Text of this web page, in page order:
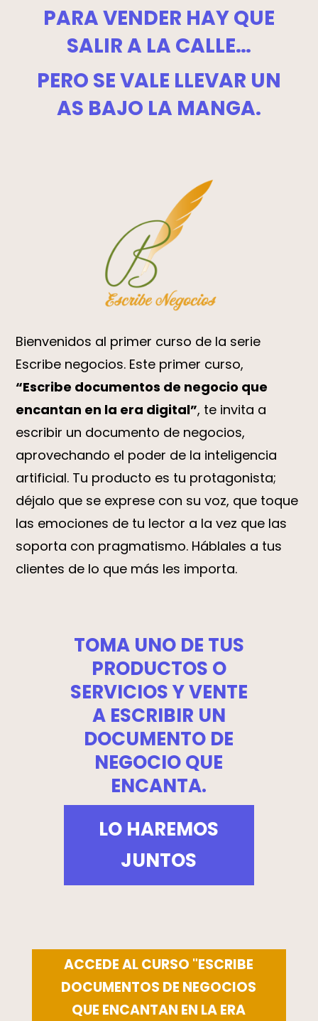
PARA VENDER HAY QUE
SALIR A LA CALLE…
PERO SE VALE LLEVAR UN
AS BAJO LA MANGA.
Bienvenidos al primer curso de la serie
Escribe negocios. Este primer curso,
“Escribe documentos de negocio que
encantan en la era digital”, te invita a
escribir un documento de negocios,
aprovechando el poder de la inteligencia
artificial. Tu producto es tu protagonista;
déjalo que se exprese con su voz, que toque
las emociones de tu lector a la vez que las
soporta con pragmatismo. Háblales a tus
clientes de lo que más les importa.
TOMA UNO DE TUS
PRODUCTOS O
SERVICIOS Y VENTE
A ESCRIBIR UN
DOCUMENTO DE
NEGOCIO QUE
ENCANTA.
LO HAREMOS
JUNTOS
ACCEDE AL CURSO "ESCRIBE
DOCUMENTOS DE NEGOCIOS
QUE ENCANTAN EN LA ERA